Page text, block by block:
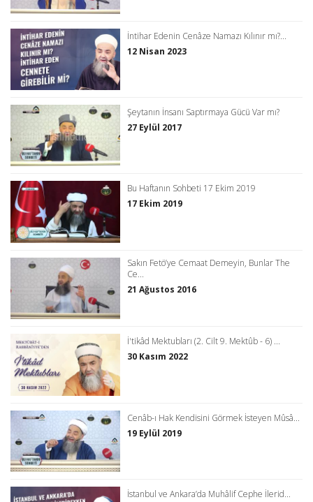
İntihar Edenin Cenâze Namazı Kılınır mı?...
12 Nisan 2023
Şeytanın İnsanı Saptırmaya Gücü Var mı?
27 Eylül 2017
Bu Haftanın Sohbeti 17 Ekim 2019
17 Ekim 2019
Sakın Fetö’ye Cemaat Demeyin, Bunlar The
Ce...
21 Ağustos 2016
İ'tikâd Mektubları (2. Cilt 9. Mektûb - 6) ...
30 Kasım 2022
Cenâb-ı Hak Kendisini Görmek İsteyen Mûsâ...
19 Eylül 2019
İstanbul ve Ankara’da Muhâlif Cephe İlerid...